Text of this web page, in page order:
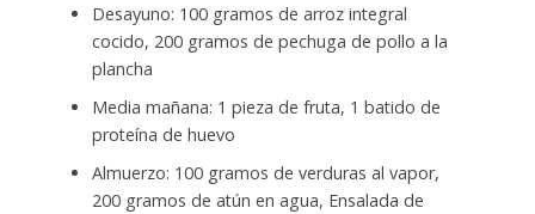
Desayuno: 100 gramos de arroz integral
cocido, 200 gramos de pechuga de pollo a la
plancha
Media mañana: 1 pieza de fruta, 1 batido de
proteína de huevo
Almuerzo: 100 gramos de verduras al vapor,
200 gramos de atún en agua, Ensalada de